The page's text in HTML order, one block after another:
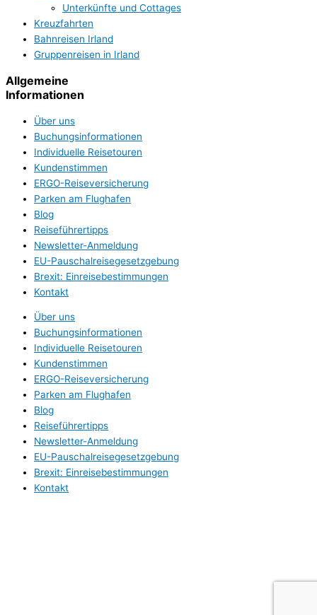
Unterkünfte und Cottages
Kreuzfahrten
Bahnreisen Irland
Gruppenreisen in Irland
Allgemeine
Informationen
Über uns
Buchungsinformationen
Individuelle Reisetouren
Kundenstimmen
ERGO-Reiseversicherung
Parken am Flughafen
Blog
Reiseführertipps
Newsletter-Anmeldung
EU-Pauschalreisegesetzgebung
Brexit: Einreisebestimmungen
Kontakt
Über uns
Buchungsinformationen
Individuelle Reisetouren
Kundenstimmen
ERGO-Reiseversicherung
Parken am Flughafen
Blog
Reiseführertipps
Newsletter-Anmeldung
EU-Pauschalreisegesetzgebung
Brexit: Einreisebestimmungen
Kontakt